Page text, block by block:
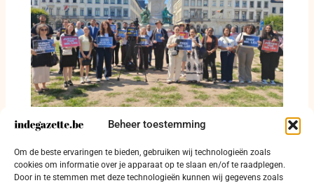
Beheer toestemming
Om de beste ervaringen te bieden, gebruiken wij technologieën zoals
cookies om informatie over je apparaat op te slaan en/of te raadplegen.
Door in te stemmen met deze technologieën kunnen wij gegevens zoals
‘Free Lee Man-hee’ klinkt voor het Europees
Parlement in Brussel
1 augustus 2026